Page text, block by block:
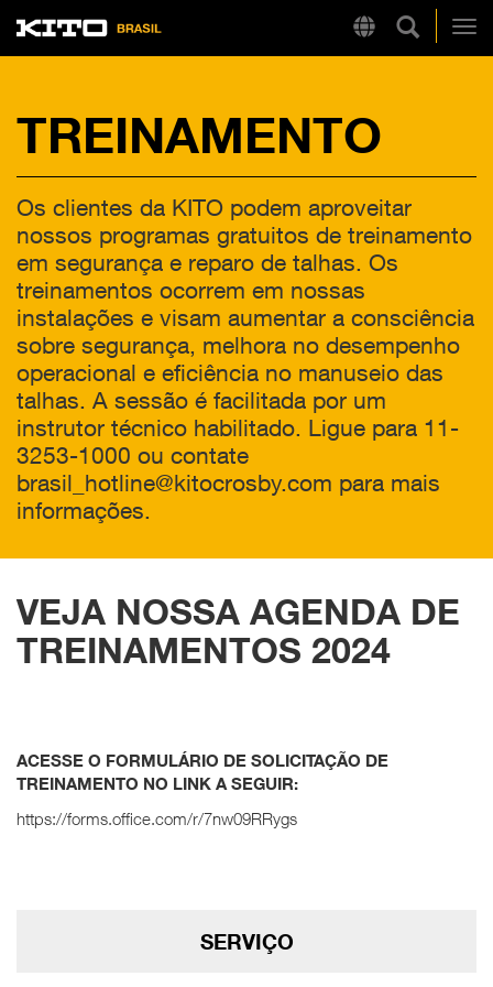
RegionKito
Pesquisa
LINKS RÁPIDOS
LB
Tire Chain Finder
TREINAMENTO
Os clientes da KITO podem aproveitar
nossos programas gratuitos de treinamento
em segurança e reparo de talhas. Os
treinamentos ocorrem em nossas
instalações e visam aumentar a consciência
sobre segurança, melhora no desempenho
operacional e eficiência no manuseio das
talhas. A sessão é facilitada por um
instrutor técnico habilitado. Ligue para 11-
3253-1000 ou contate
brasil_hotline@kitocrosby.com para mais
informações.
VEJA NOSSA AGENDA DE
TREINAMENTOS 2024
ACESSE O FORMULÁRIO DE SOLICITAÇÃO DE
TREINAMENTO NO LINK A SEGUIR:
https://forms.office.com/r/7nw09RRygs
SERVIÇO